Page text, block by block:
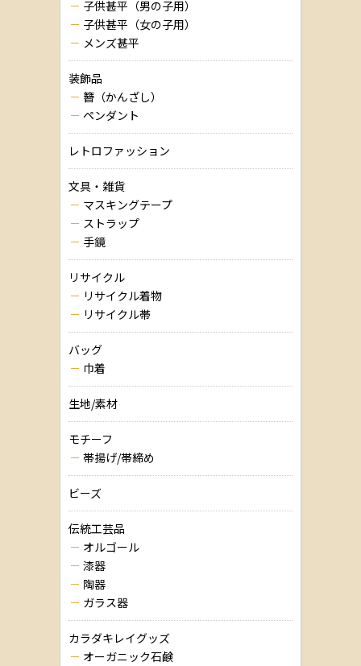
子供甚平（男の子用）
子供甚平（女の子用）
メンズ甚平
装飾品
簪（かんざし）
ペンダント
レトロファッション
文具・雑貨
マスキングテープ
ストラップ
手鏡
リサイクル
リサイクル着物
リサイクル帯
バッグ
巾着
生地/素材
モチーフ
帯揚げ/帯締め
ビーズ
伝統工芸品
オルゴール
漆器
陶器
ガラス器
カラダキレイグッズ
オーガニック石鹸